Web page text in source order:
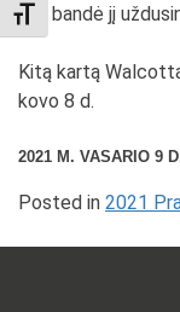
TOGGLE FONT SIZE
pat bandė jį
Kitą kartą
kovo 8 d.
2021 M. VASARIO 9
Posted in 2021